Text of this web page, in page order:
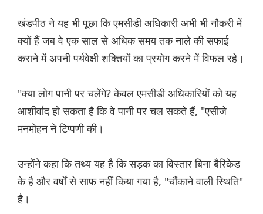
खंडपीठ ने यह भी पूछा कि एमसीडी अधिकारी अभी भी नौकरी में
क्यों हैं जब वे एक साल से अधिक समय तक नाले की सफाई
कराने में अपनी पर्यवेक्षी शक्तियों का प्रयोग करने में विफल रहे।
"क्या लोग पानी पर चलेंगे? केवल एमसीडी अधिकारियों को यह
आशीर्वाद हो सकता है कि वे पानी पर चल सकते हैं, "एसीजे
मनमोहन ने टिप्पणी की।
उन्होंने कहा कि तथ्य यह है कि सड़क का विस्तार बिना बैरिकेड
के है और वर्षों से साफ नहीं किया गया है, "चौंकाने वाली स्थिति"
है।